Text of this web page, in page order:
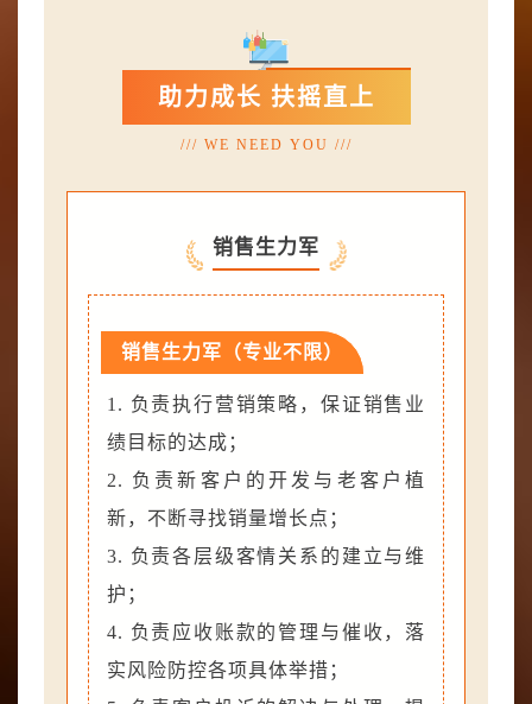
助力成长 扶摇直上
/// WE NEED YOU ///
销售生力军
销售生力军（专业不限）
1. 负责执行营销策略，保证销售业
绩目标的达成；
2. 负责新客户的开发与老客户植
新，不断寻找销量增长点；
3. 负责各层级客情关系的建立与维
护；
4. 负责应收账款的管理与催收，落
实风险防控各项具体举措；